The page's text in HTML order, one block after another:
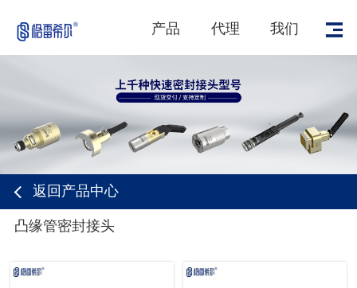
产品 代理 我们
返回产品中心
凸缘管密封接头